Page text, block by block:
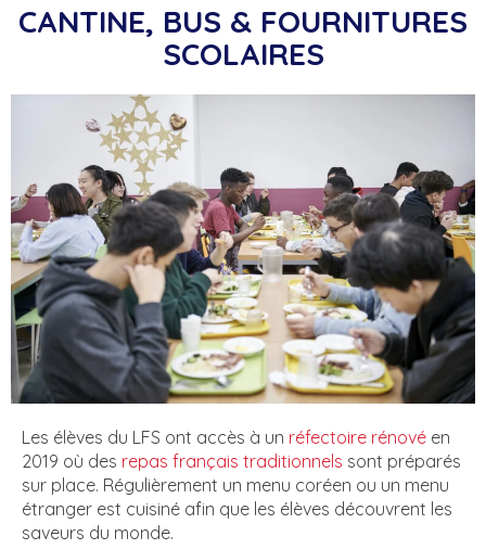
CANTINE, BUS & FOURNITURES
SCOLAIRES
Les élèves du LFS ont accès à un réfectoire rénové en
2019 où des repas français traditionnels sont préparés
sur place. Régulièrement un menu coréen ou un menu
étranger est cuisiné afin que les élèves découvrent les
saveurs du monde.